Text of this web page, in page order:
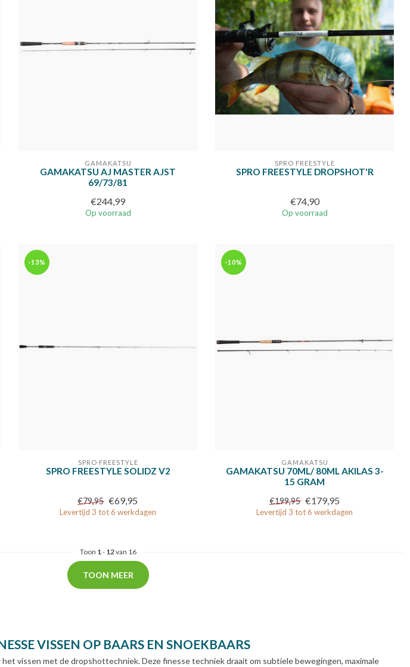
GAMAKATSU
GAMAKATSU AJ MASTER AJST
69/73/81
€244,99
Op voorraad
SPRO FREESTYLE
SPRO FREESTYLE DROPSHOT'R
€74,90
Op voorraad
-13%
SPRO FREESTYLE
SPRO FREESTYLE SOLIDZ V2
€79,95 €69,95
Levertijd 3 tot 6 werkdagen
-10%
GAMAKATSU
GAMAKATSU 70ML/ 80ML AKILAS 3-
15 GRAM
€199,95 €179,95
Levertijd 3 tot 6 werkdagen
Toon 1- 12van 16
TOON MEER
VISSEN OP BAARS EN SNOEKBAARS
vissen met de dropshottechniek. Deze finesse techniek draait om subtiele bewegingen, maximale